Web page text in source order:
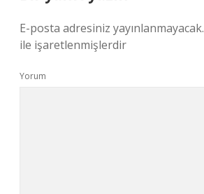
E-posta adresiniz yayınlanmayacak.
ile işaretlenmişlerdir
Yorum